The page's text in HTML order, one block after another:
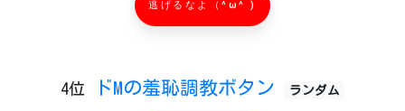
逃げるなよ（^ω^ )
4位 ドMの羞恥調教ボタン ランダム